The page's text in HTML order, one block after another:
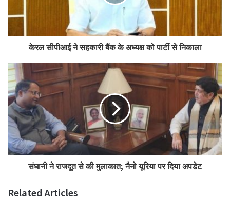
केरल सीपीआई ने सहकारी बैंक के अध्यक्ष को पार्टी से निकाला
संघानी ने राजदूत से की मुलाकात; नैनो यूरिया पर दिया अपडेट
Related Articles